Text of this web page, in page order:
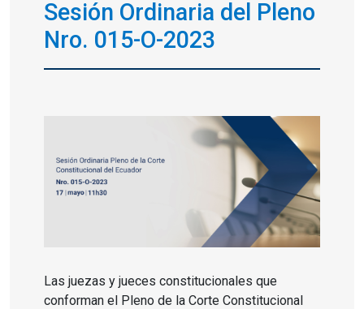
Sesión Ordinaria del Pleno
Nro. 015-O-2023
Las juezas y jueces constitucionales que
conforman el Pleno de la Corte Constitucional